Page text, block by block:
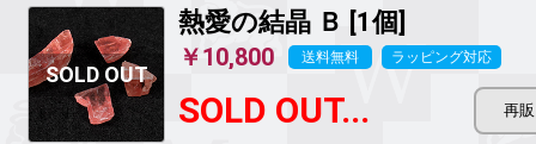
熱愛の結晶 Ｂ [1個]
￥10,800 送料無料 ラッピング対応
SOLD OUT...